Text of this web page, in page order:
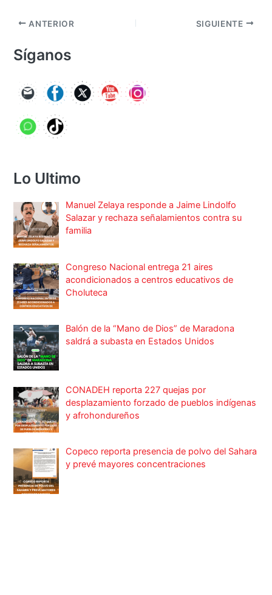
ANTERIOR SIGUIENTE
Síganos
Lo Ultimo
Manuel Zelaya responde a Jaime Lindolfo
Salazar y rechaza señalamientos contra su
familia
Congreso Nacional entrega 21 aires
acondicionados a centros educativos de
Choluteca
Balón de la “Mano de Dios” de Maradona
saldrá a subasta en Estados Unidos
CONADEH reporta 227 quejas por
desplazamiento forzado de pueblos indígenas
y afrohondureños
Copeco reporta presencia de polvo del Sahara
y prevé mayores concentraciones